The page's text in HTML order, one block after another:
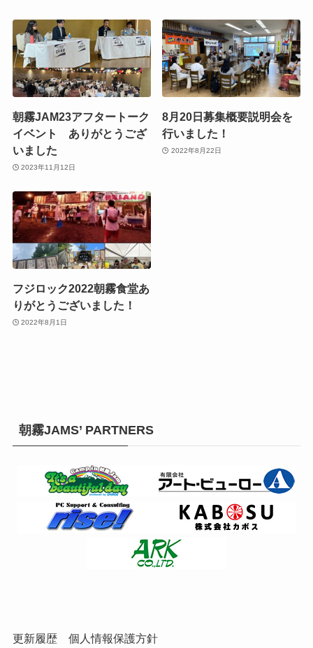
朝霧JAM23アフタートーク
イベント ありがとうござ
いました
2023年11月12日
8月20日募集概要説明会を
行いました！
2022年8月22日
フジロック2022朝霧食堂あ
りがとうございました！
2022年8月1日
朝霧JAMS’ PARTNERS
更新履歴 個人情報保護方針